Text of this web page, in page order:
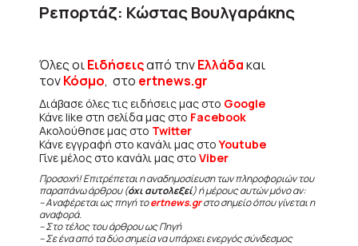
Ρεπορτάζ: Κώστας Βουλγαράκης
Όλες οιΕιδήσειςαπό τηνΕλλάδακαι
τονΚόσμο, στο ertnews.gr
Διάβασε όλες τις ειδήσεις μας στο Google
Κάνε like στη σελίδα μας στο Facebook
Ακολούθησε μας στο Twitter
Κάνε εγγραφή στο κανάλι μας στοYoutube
Γίνε μέλος στο κανάλι μας στο Viber
Προσοχή! Επιτρέπεται η αναδημοσίευση των πληροφοριών του
παραπάνω άρθρου (όχι αυτολεξεί) ή μέρους αυτών μόνο αν:
– Αναφέρεται ως πηγή τοertnews.grστο σημείο όπου γίνεται η
αναφορά.
– Στο τέλος του άρθρου ως Πηγή
– Σε ένα από τα δύο σημεία να υπάρχει ενεργός σύνδεσμος